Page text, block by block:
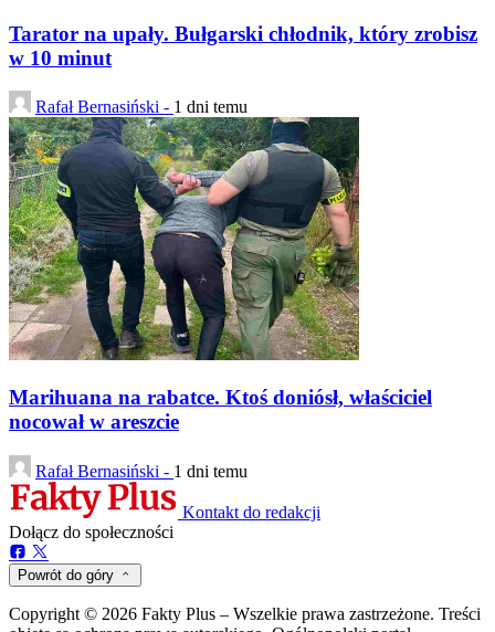
Tarator na upały. Bułgarski chłodnik, który zrobisz
w 10 minut
Rafał Bernasiński - 1 dni temu
Marihuana na rabatce. Ktoś doniósł, właściciel
nocował w areszcie
Rafał Bernasiński - 1 dni temu
Kontakt do redakcji
Dołącz do społeczności
Powrót do góry
Copyright © 2026 Fakty Plus – Wszelkie prawa zastrzeżone. Treści